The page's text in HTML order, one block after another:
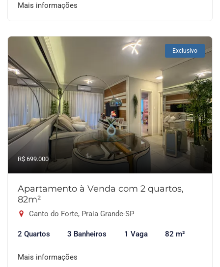
Mais informações
Exclusivo
R$ 699.000
Apartamento à Venda com 2 quartos,
82m²
Canto do Forte, Praia Grande-SP
2 Quartos 3 Banheiros 1 Vaga 82 m²
Mais informações